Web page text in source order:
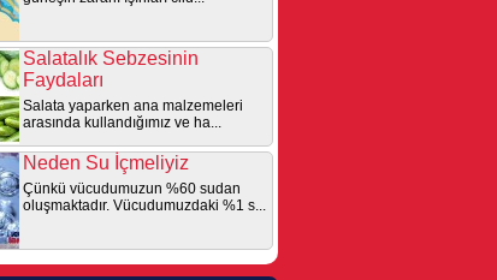
Salatalık Sebzesinin
Faydaları
Salata yaparken ana malzemeleri
arasında kullandığımız ve ha...
Neden Su İçmeliyiz
Çünkü vücudumuzun %60 sudan
oluşmaktadır. Vücudumuzdaki %1 s...